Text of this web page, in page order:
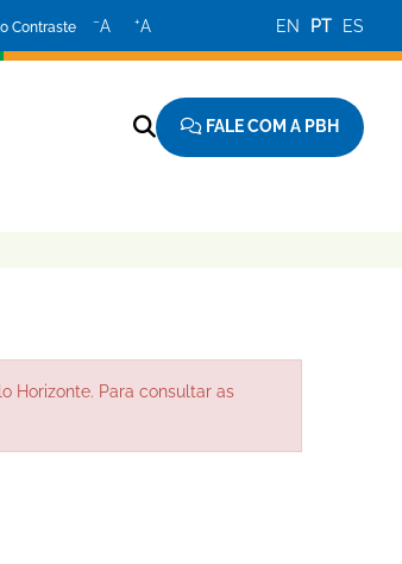
Contraste −A +A EN PT ES
FALE COM A PBH
Horizonte. Para consultar as